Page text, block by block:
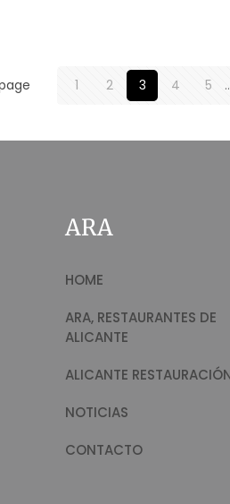
1 2 3 4 5
ARA
HOME
ARA, RESTAURANTES DE
ALICANTE
ALICANTE
NOTICIAS
CONTACTO